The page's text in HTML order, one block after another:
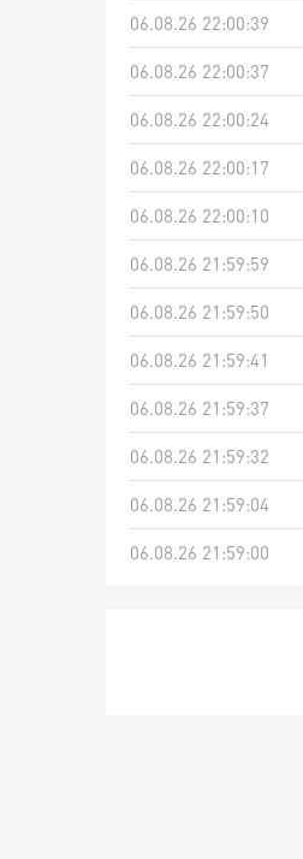
06.08.26 22:00:39
06.08.26 22:00:37
06.08.26 22:00:24
06.08.26 22:00:17
06.08.26 22:00:10
06.08.26 21:59:59
06.08.26 21:59:50
06.08.26 21:59:41
06.08.26 21:59:37
06.08.26 21:59:32
06.08.26 21:59:04
06.08.26 21:59:00